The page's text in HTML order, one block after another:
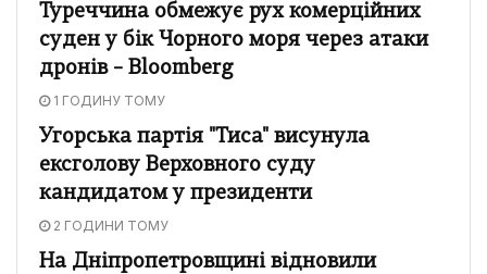
Туреччина обмежує рух комерційних
суден у бік Чорного моря через атаки
дронів – Bloomberg
1 ГОДИНУ ТОМУ
Угорська партія "Тиса" висунула
ексголову Верховного суду
кандидатом у президенти
2 ГОДИНИ ТОМУ
На Дніпропетровщині відновили